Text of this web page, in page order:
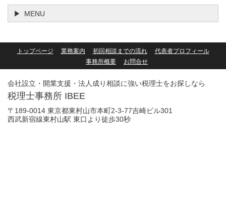
MENU
トップページ 業務案内 初回相談までの流れ
代表者プロフィール
事務所概要
お問合せ
会社設立・開業支援・法人成り相談に強い税理士をお探しなら
税理士事務所 IBEE
〒189-0014 東京都東村山市本町2-3-77吉崎ビル301
西武新宿線東村山駅 東口より徒歩30秒